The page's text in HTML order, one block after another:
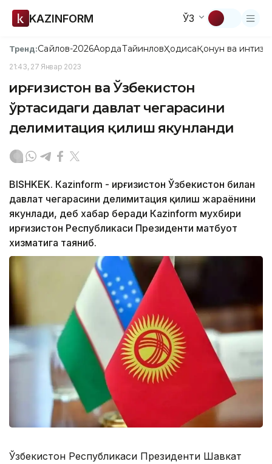
KAZINFORM ЎЗ
Тренд:Сайлов-2026АқордаТайинловҲодисаҚонун ва
21:43, 27 Январ 2023
Қирғизистон ва Ўзбекистон
ўртасидаги давлат чегарасини
делимитация қилиш якунланди
BISHKEK. Кazinform - Қирғизистон Ўзбекистон билан
давлат чегарасини делимитация қилиш жараёнини
якунлади, деб хабар беради Кazinform мухбири
Қирғизистон Республикаси Президенти матбуот
хизматига таяниб.
Ўзбекистон Республикаси Президенти Шавкат